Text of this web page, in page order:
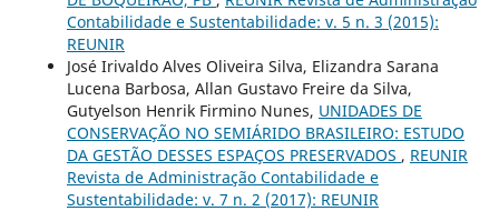
Contabilidade e Sustentabilidade: v. 5 n. 3 (2015):
REUNIR
José Irivaldo Alves Oliveira Silva, Elizandra Sarana
Lucena Barbosa, Allan Gustavo Freire da Silva,
Gutyelson Henrik Firmino Nunes, UNIDADES DE
CONSERVAÇÃO NO SEMIÁRIDO BRASILEIRO: ESTUDO
DA GESTÃO DESSES ESPAÇOS PRESERVADOS , REUNIR
Revista de Administração Contabilidade e
Sustentabilidade: v. 7 n. 2 (2017): REUNIR